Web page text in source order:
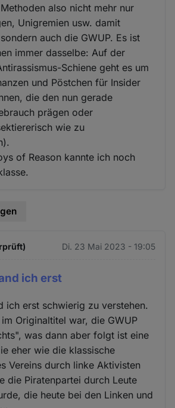
also nicht mehr nur
Unigremien usw. damit
auch die GWUP. Es ist
immer dasselbe: Auf der
Schiene geht es um
und Pöstchen für Insider
die den nun gerade
prägen oder
wie zu
of Reason kannte ich noch
Di. 23 Mai 2023 - 19:05
ich erst
ich erst schwierig zu verstehen.
Originaltitel war, die GWUP
was dann aber folgt ist eine
eher wie die klassische
Vereins durch linke Aktivisten
die Piratenpartei durch Leute
die heute bei den Linken und